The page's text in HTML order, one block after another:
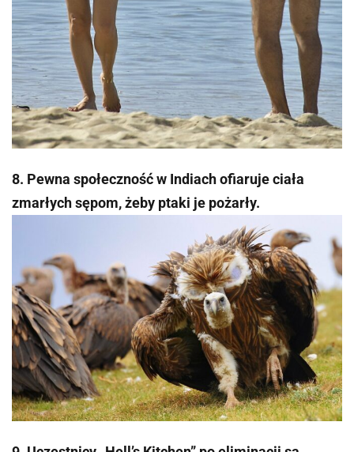
8. Pewna społeczność w Indiach ofiaruje ciała
zmarłych sępom, żeby ptaki je pożarły.